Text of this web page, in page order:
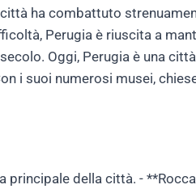
ha combattuto
Perugia è riuscita a
Oggi, Perugia è una
i suoi numerosi musei,
principale della città. -